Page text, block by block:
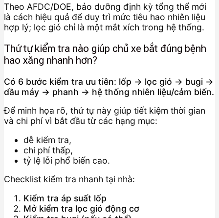
Theo AFDC/DOE, bảo dưỡng định kỳ tổng thể mới
là cách hiệu quả để duy trì mức tiêu hao nhiên liệu
hợp lý; lọc gió chỉ là một mắt xích trong hệ thống.
Thứ tự kiểm tra nào giúp chủ xe bắt đúng bệnh
hao xăng nhanh hơn?
Có 6 bước kiểm tra ưu tiên: lốp → lọc gió → bugi →
dầu máy → phanh → hệ thống nhiên liệu/cảm biến.
Để minh họa rõ, thứ tự này giúp tiết kiệm thời gian
và chi phí vì bắt đầu từ các hạng mục:
dễ kiểm tra,
chi phí thấp,
tỷ lệ lỗi phổ biến cao.
Checklist kiểm tra nhanh tại nhà:
Kiểm tra áp suất lốp
Mở kiểm tra lọc gió động cơ